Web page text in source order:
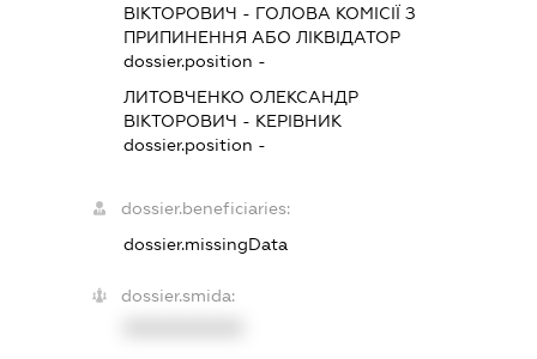
ВІКТОРОВИЧ - ГОЛОВА КОМІСІЇ З
ПРИПИНЕННЯ АБО ЛІКВІДАТОР
dossier.position -
ЛИТОВЧЕНКО ОЛЕКСАНДР
ВІКТОРОВИЧ - КЕРІВНИК
dossier.position -
dossier.beneficiaries:
dossier.missingData
dossier.smida: